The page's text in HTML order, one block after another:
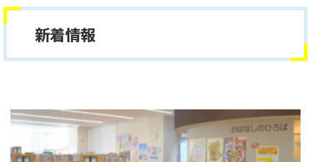
新着情報